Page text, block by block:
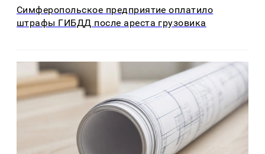
Симферопольское предприятие оплатило
штрафы ГИБДД после ареста грузовика